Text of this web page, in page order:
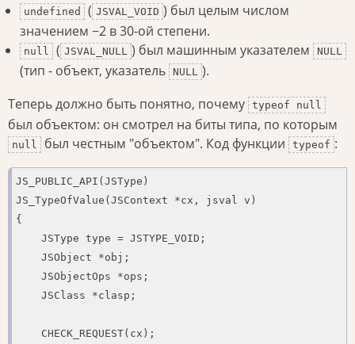
undefined ( JSVAL_VOID ) был целым числом
значением −2 в 30-ой степени.
null ( JSVAL_NULL ) был машинным указателем NULL
(тип - объект, указатель NULL
).
Теперь должно быть понятно, почему typeof null
был объектом: он смотрел на биты типа, по которым
null был честным "объектом". Код функции typeof :
JS_PUBLIC_API(JSType)
JS_TypeOfValue(JSContext *cx, jsval v)
{
    JSType type = JSTYPE_VOID;
    JSObject *obj;
    JSObjectOps *ops;
    JSClass *clasp;
    CHECK_REQUEST(cx);